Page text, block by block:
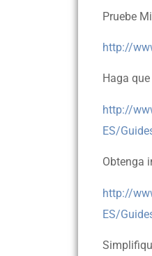
Pruebe
http://
Haga
http://
ES/
Obtenga
http://
ES/